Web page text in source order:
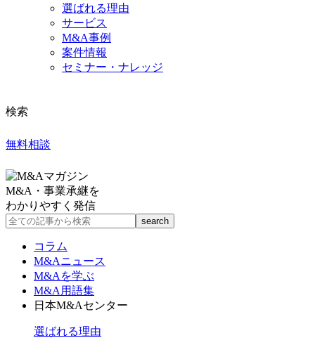
選ばれる理由
サービス
M&A事例
案件情報
セミナー・ナレッジ
検索
無料相談
M&A・事業承継を
わかりやすく発信
コラム
M&Aニュース
M&Aを学ぶ
M&A用語集
日本M&Aセンター
選ばれる理由